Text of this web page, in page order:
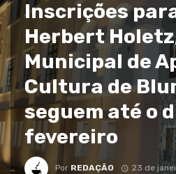
Inscrições
Herbert
Municipal de
Cultura de
seguem até o
fevereiro
Por REDAÇÃO 23 de